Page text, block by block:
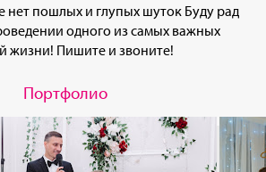
нет пошлых и глупых шуток Буду рад
одного из самых важных
жизни! Пишите и звоните!
Портфолио